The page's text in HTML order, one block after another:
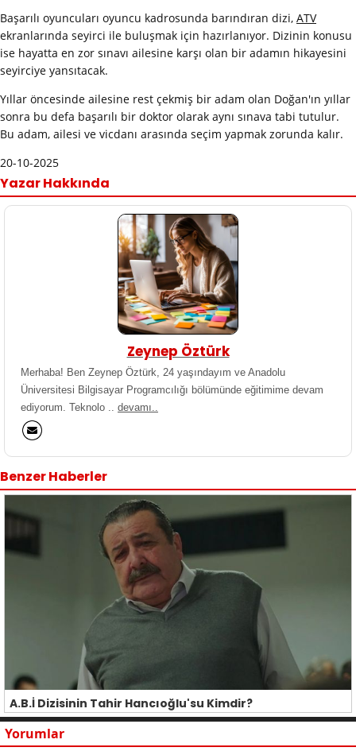
Başarılı oyuncuları oyuncu kadrosunda barındıran dizi, ATV
ekranlarında seyirci ile buluşmak için hazırlanıyor. Dizinin konusu
ise hayatta en zor sınavı ailesine karşı olan bir adamın hikayesini
seyirciye yansıtacak.
Yıllar öncesinde ailesine rest çekmiş bir adam olan Doğan'ın yıllar
sonra bu defa başarılı bir doktor olarak aynı sınava tabi tutulur.
Bu adam, ailesi ve vicdanı arasında seçim yapmak zorunda kalır.
20-10-2025
Yazar Hakkında
Zeynep Öztürk
Merhaba! Ben Zeynep Öztürk, 24 yaşındayım ve Anadolu
Üniversitesi Bilgisayar Programcılığı bölümünde eğitimime devam
ediyorum. Teknolo .. devamı..
Benzer Haberler
A.B.İ Dizisinin Tahir Hancıoğlu'su Kimdir?
Yorumlar